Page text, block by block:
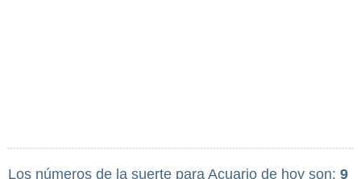
Los números de la suerte para Acuario de hoy son: 9